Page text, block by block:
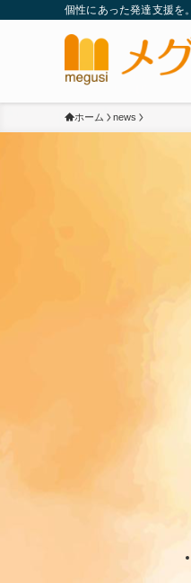
個性にあった発達支援を。
ホーム news